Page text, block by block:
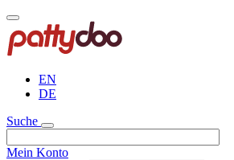
Direkt
zum
Inhalt
EN
DE
Suche
Mein Konto